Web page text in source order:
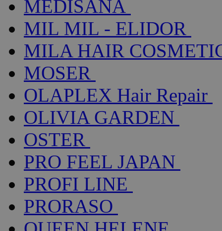
MEDISANA
MIL MIL - ELIDOR
MILA HAIR
MOSER
OLAPLEX Hair Repair
OLIVIA GARDEN
OSTER
PRO FEEL JAPAN
PROFI LINE
PRORASO